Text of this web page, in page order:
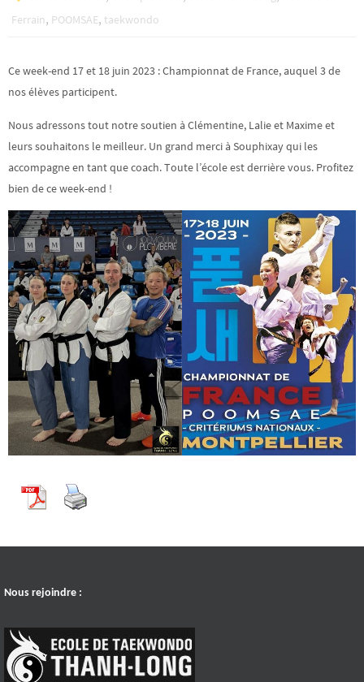
Ferrain, POOMSAE, taekwondo
Ce week-end 17 et 18 juin 2023 : Championnat de France, auquel 3 de
nos élèves participent.
Nous adressons tout notre soutien à Clémentine, Lalie et Maxime et
leurs souhaitons le meilleur. Un grand merci à Souphixay qui les
accompagne en tant que coach. Toute l’école est derrière vous. Profitez
bien de ce week-end !
Nous rejoindre :